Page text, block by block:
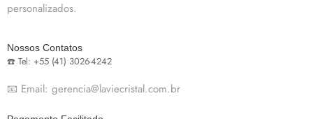
personalizados.
Nossos Contatos
☎️ Tel: +55 (41) 3026-4242
📧 Email: gerencia@laviecristal.com.br